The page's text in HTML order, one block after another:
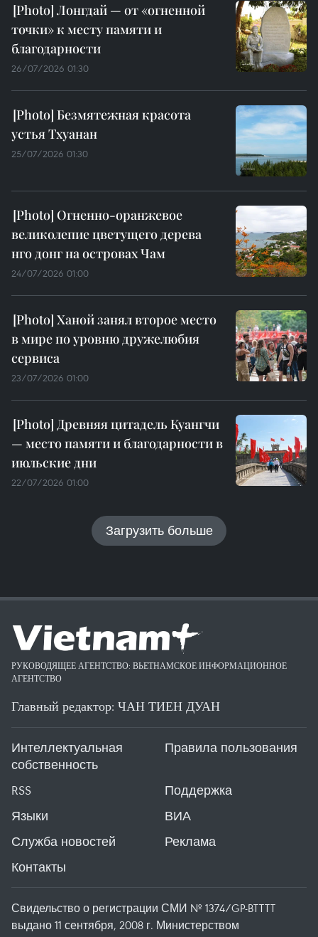
Лонгдай — от «огненной
точки» к месту памяти и
благодарности
26/07/2026 01:30
Безмятежная красота
устья Тхуанан
25/07/2026 01:30
Огненно-оранжевое
великолепие цветущего дерева
нго донг на островах Чам
24/07/2026 01:00
Ханой занял второе место
в мире по уровню дружелюбия
сервиса
23/07/2026 01:00
Древняя цитадель Куангчи
— место памяти и благодарности в
июльские дни
22/07/2026 01:00
Загрузить больше
РУКОВОДЯЩЕЕ АГЕНТСТВО: ВЬЕТНАМСКОЕ ИНФОРМАЦИОННОЕ
АГЕНТСТВО
Главный редактор: ЧАН ТИЕН ДУАН
Интеллектуальная
собственность
Правила пользования
RSS
Поддержка
Языки
ВИА
Служба новостей
Реклама
Контакты
Свидельство о регистрации СМИ № 1374/GP-BTTTT
выдано 11 сентября, 2008 г. Министерством